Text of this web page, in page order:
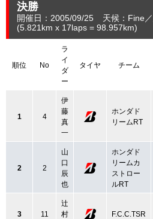
決勝
開催日：2005/09/25 天候：Fine
(5.821 km x 17laps = 98.957km)
順位 No
ラ
イ
ダ
ー
タイヤ チーム
1 4
伊
藤
真
一
ホンダド
リームRT
2 2
山
口
辰
也
ホンダド
リームカ
ストロー
ルRT
3 11
辻
村
F.C.C.TSR